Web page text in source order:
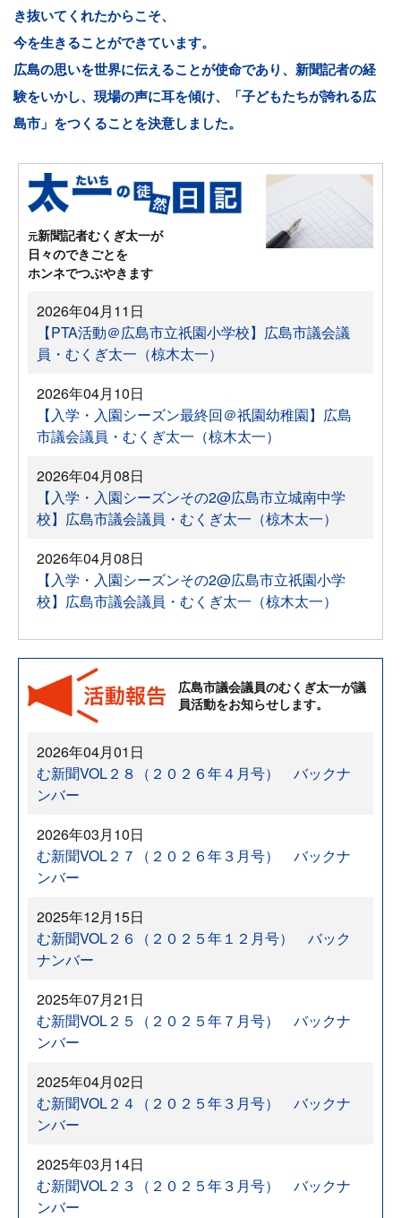
き抜いてくれたからこそ、
今を生きることができています。
広島の思いを世界に伝えることが使命であり、新聞記者の経
験をいかし、現場の声に耳を傾け、「子どもたちが誇れる広
島市」をつくることを決意しました。
元新聞記者むくぎ太一が
日々のできごとを
ホンネでつぶやきます
2026年04月11日
【PTA活動＠広島市立祇園小学校】広島市議会議
員・むくぎ太一（椋木太一）
2026年04月10日
【入学・入園シーズン最終回＠祇園幼稚園】広島
市議会議員・むくぎ太一（椋木太一）
2026年04月08日
【入学・入園シーズンその2@広島市立城南中学
校】広島市議会議員・むくぎ太一（椋木太一）
2026年04月08日
【入学・入園シーズンその2@広島市立祇園小学
校】広島市議会議員・むくぎ太一（椋木太一）
広島市議会議員のむくぎ太一が議
員活動をお知らせします。
2026年04月01日
む新聞VOL２８（２０２６年４月号） バックナ
ンバー
2026年03月10日
む新聞VOL２７（２０２６年３月号） バックナ
ンバー
2025年12月15日
む新聞VOL２６（２０２５年１２月号） バック
ナンバー
2025年07月21日
む新聞VOL２５（２０２５年７月号） バックナ
ンバー
2025年04月02日
む新聞VOL２４（２０２５年３月号） バックナ
ンバー
2025年03月14日
む新聞VOL２３（２０２５年３月号） バックナ
ンバー